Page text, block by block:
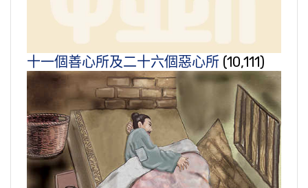
十一個善心所及二十六個惡心所 (10,111)